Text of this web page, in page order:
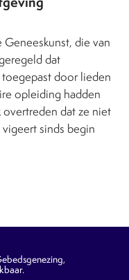
die van
dat
door lieden
opleiding hadden
dat ze niet
sinds begin